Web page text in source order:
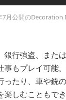
7月公開のDecoration
銀行強盗、また
事もプレイ可能
ったり、車や銃
楽しむこともで